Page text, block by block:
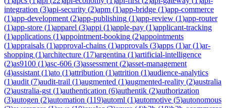
integration (3)api-security (2)apm (1)app-bridge (1)app-commerce
(1)app-development (2)app-publishing (1)app-review (1)app-router
(1)app-store (1)apparel (3)appi (1)apple-pay (1)applicant-tracking
(1)applications (1)appointment-booking (2)appointments
(1)appraisals (1)approval-chains (1)approvals (3)apps (1)ar(1)ar-
shopping (1)architecture (17)argentina (1)artificial-intelligence
(2)as9100 (1)asc-606 (3)assessment (2)asset-management
(4)assistant (1)ato (1)attribution (1)attrition (1)audience-analytics
(1)audit (7)audit-trail (1)augmented (1)augmented-reality (2)australia
(2)australia-gst (1)authentication (6)authentik (2)authorization
(3)autogen (2)automation (119)automl (1)automotive (5)autonomous